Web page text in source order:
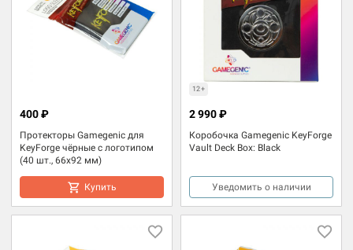
Протекторы Gamegenic для
KeyForge чёрные с логотипом
(40 шт., 66x92 мм)
400 ₽
Купить
12+
Коробочка Gamegenic KeyForge
Vault Deck Box: Black
2 990 ₽
Уведомить о наличии